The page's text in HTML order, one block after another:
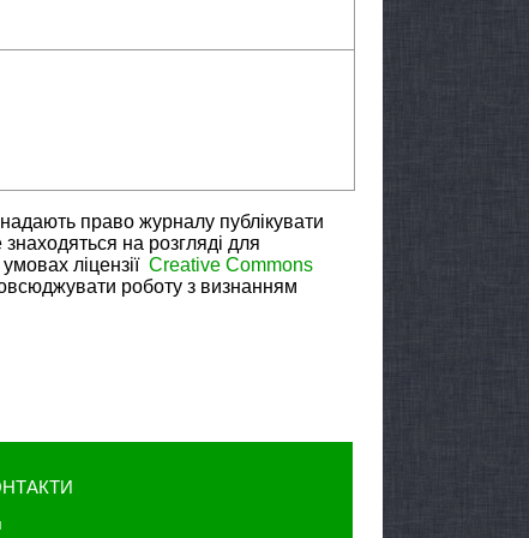
право журналу публікувати
знаходяться на розгляді для
ліцензії Creative Commons
роботу з визнанням